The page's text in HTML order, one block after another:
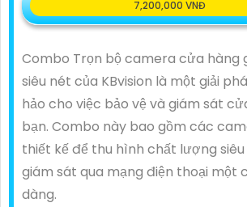
7,200,000 VNĐ
Combo Trọn bộ camera cửa hàng
siêu nét của KBvision là một giải
hảo cho việc bảo vệ và giám sát
bạn. Combo này bao gồm các
thiết kế để thu hình chất lượng
giám sát qua mạng điện thoại một
dàng.